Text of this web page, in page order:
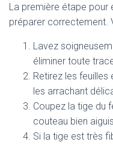
La première étape pour
préparer correctement.
Lavez
éliminer toute
Retirez les
les arrachant
Coupez la tige du
couteau bien
Si la tige est très